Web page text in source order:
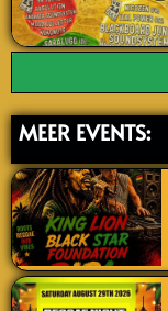
MEER EVENTS: